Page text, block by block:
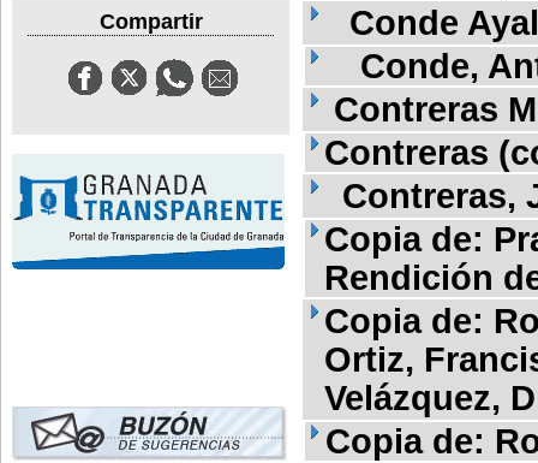
Compartir
Conde
Conde,
Contreras
Contreras
Contreras,
Copia de:
Rendición
Copia de:
Ortiz,
Velázquez,
Copia de: